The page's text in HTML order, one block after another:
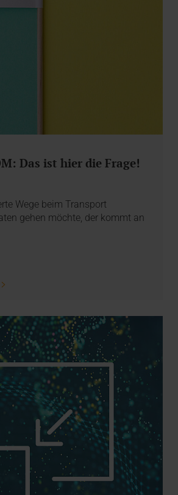
Das ist hier die Frage!
Wege beim Transport
gehen möchte, der kommt an